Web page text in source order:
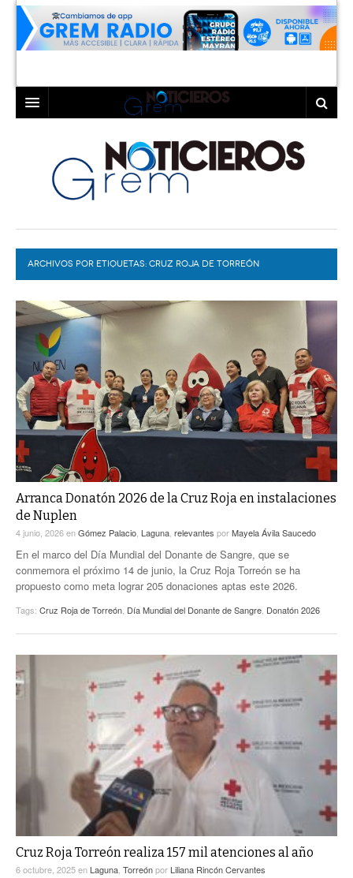
LAGUNA
TORREÓN
GÓMEZ PALACIO
LERDO
COAHUILA
DURANGO
DEPORTES
EXA
EL EXACTO
EXA INFORMA
GLOBO
CONTEXTOS
TRAYECTO LAGUNA
A MEDIA MAÑANA
A TODA LEY
DIÁLOGOS CON LA HISTORIA
TWEETS AND BEATS
LA MEJOR 97.1 ESTÉREO GALLITO
ACTUALIDADES GREM
PULSO
COLABORADORES
PC29
ACTUALIDADES GREM
ARCHIVOS POR ETIQUETAS: CRUZ ROJA DE TORREÓN
Arranca Donatón 2026 de la Cruz Roja en instalaciones
de Nuplen
4 junio, 2026enGómez Palacio Laguna relevantes porMayela Ávila Saucedo
En el marco del Día Mundial del Donante de Sangre, que se
conmemora el próximo 14 de junio, la Cruz Roja Torreón se ha
propuesto como meta lograr 205 donaciones aptas este 2026.
Tags: Cruz Roja de Torreón Día Mundial del Donante de Sangre Donatón 2026
Cruz Roja Torreón realiza 157 mil atenciones al año
6 octubre, 2025en Laguna Torreónpor Liliana Rincón Cervantes